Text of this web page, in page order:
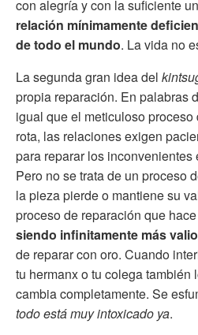
con alegría y con la suficiente
relación mínimamente
de todo el mundo. La vida no
La segunda gran idea del
propia reparación. En palabras
igual que el meticuloso
rota, las relaciones exigen
para reparar los inconvenientes
Pero no se trata de un proceso
la pieza pierde o mantiene su
proceso de reparación que
siendo infinitamente más
de reparar con oro. Cuando
tu hermanx o tu colega
cambia completamente. Se
todo está muy intoxicado ya.